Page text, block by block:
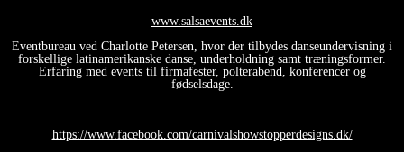
www.salsaevents.dk
Eventbureau ved Charlotte Petersen, hvor der tilbydes danseundervisning i
forskellige latinamerikanske danse, underholdning samt træningsformer.
Erfaring med events til firmafester, polterabend, konferencer og
fødselsdage.
https://www.facebook.com/carnivalshowstopperdesigns.dk/